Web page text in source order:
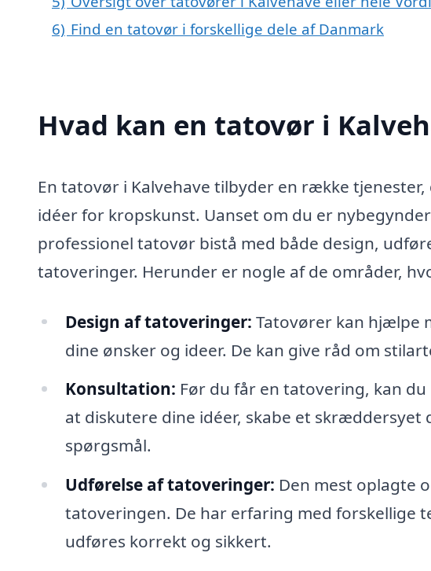
6) Find en tatovør i forskellige dele af Danmark
Hvad kan en tatovør i
En tatovør i Kalvehave tilbyder en række
idéer for kropskunst. Uanset om du er
professionel tatovør bistå med både design,
tatoveringer. Herunder er nogle af de områder,
Design af tatoveringer: Tatovører kan hjælpe
dine ønsker og ideer. De kan give råd om
Konsultation: Før du får en tatovering, kan
at diskutere dine idéer, skabe et skræddersyet
spørgsmål.
Udførelse af tatoveringer: Den mest oplagte
tatoveringen. De har erfaring med forskellige
udføres korrekt og sikkert.